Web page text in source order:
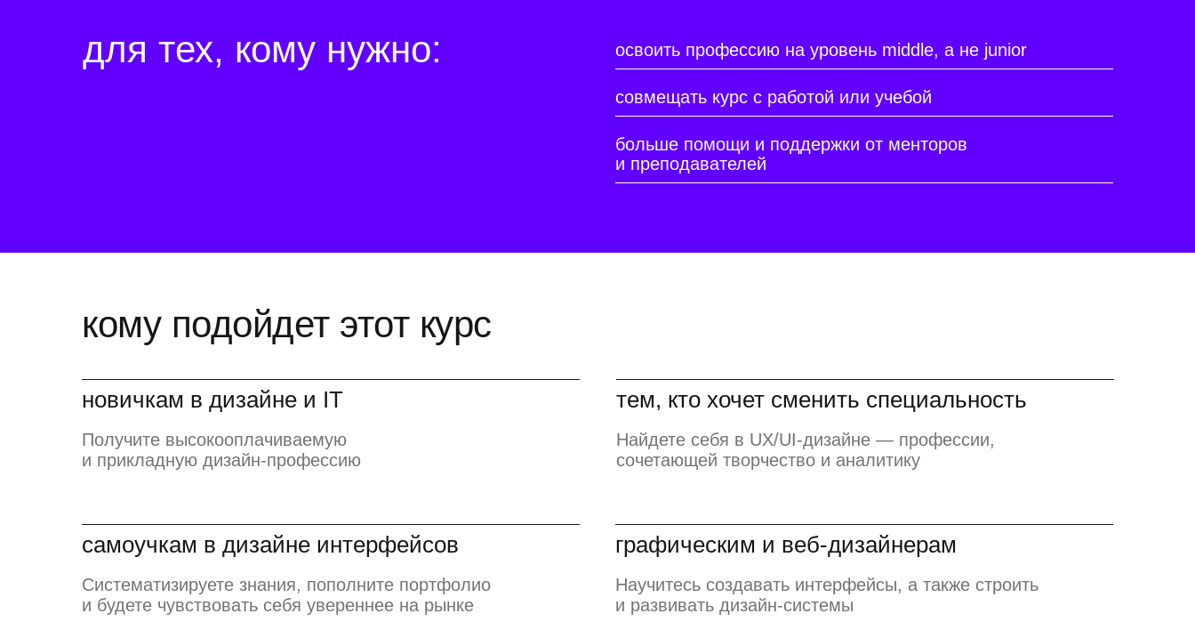
для тех, кому нужно:
освоить профессию на уровень middle, а не junior
совмещать курс с работой или учебой
больше помощи и поддержки от менторов
и преподавателей
графическим и веб-дизайнерам
Научитесь создавать интерфейсы, а также строить
и развивать дизайн-системы
кому подойдет этот курс
новичкам в дизайне и IT
Получите высокооплачиваемую
и прикладную дизайн-профессию
тем, кто хочет сменить специальность
Найдете себя в UX/UI-дизайне — профессии,
сочетающей творчество и аналитику
самоучкам в дизайне интерфейсов
Систематизируете знания, пополните портфолио
и будете чувствовать себя увереннее на рынке